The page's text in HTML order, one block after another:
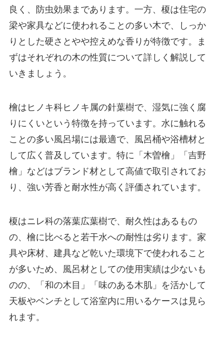
良く、防虫効果まであります。一方、榎は住宅の
梁や家具などに使われることの多い木で、しっか
りとした硬さとやや控えめな香りが特徴です。ま
ずはそれぞれの木の性質について詳しく解説して
いきましょう。
檜はヒノキ科ヒノキ属の針葉樹で、湿気に強く腐
りにくいという特徴を持っています。水に触れる
ことの多い風呂場には最適で、風呂桶や浴槽材と
して広く普及しています。特に「木曽檜」「吉野
檜」などはブランド材として高値で取引されてお
り、強い芳香と耐水性が高く評価されています。
榎はニレ科の落葉広葉樹で、耐久性はあるもの
の、檜に比べると若干水への耐性は劣ります。家
具や床材、建具など乾いた環境下で使われること
が多いため、風呂材としての使用実績は少ないも
のの、「和の木目」「味のある木肌」を活かして
天板やベンチとして浴室内に用いるケースは見ら
れます。